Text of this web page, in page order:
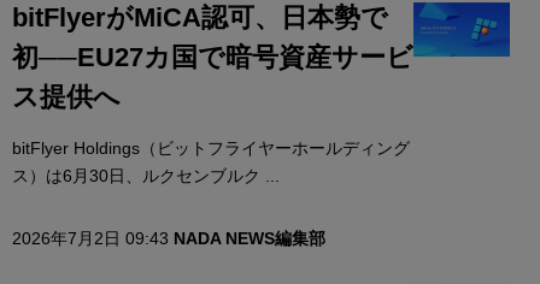
bitFlyerがMiCA認可、日本勢で
初──EU27カ国で暗号資産サービ
ス提供へ
bitFlyer Holdings（ビットフライヤーホールディング
ス）は6月30日、ルクセンブルク ...
2026年7月2日 09:43 NADA NEWS編集部